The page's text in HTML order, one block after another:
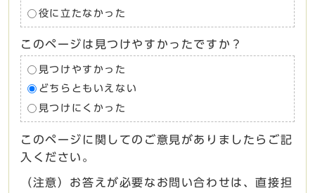
役に立たなかった
このページは見つけやすかったですか？
見つけやすかった
どちらともいえない
見つけにくかった
このページに関してのご意見がありましたらご記
入ください。
（注意）お答えが必要なお問い合わせは、直接担